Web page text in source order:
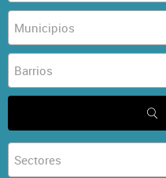
Municipios
Barrios
Sectores